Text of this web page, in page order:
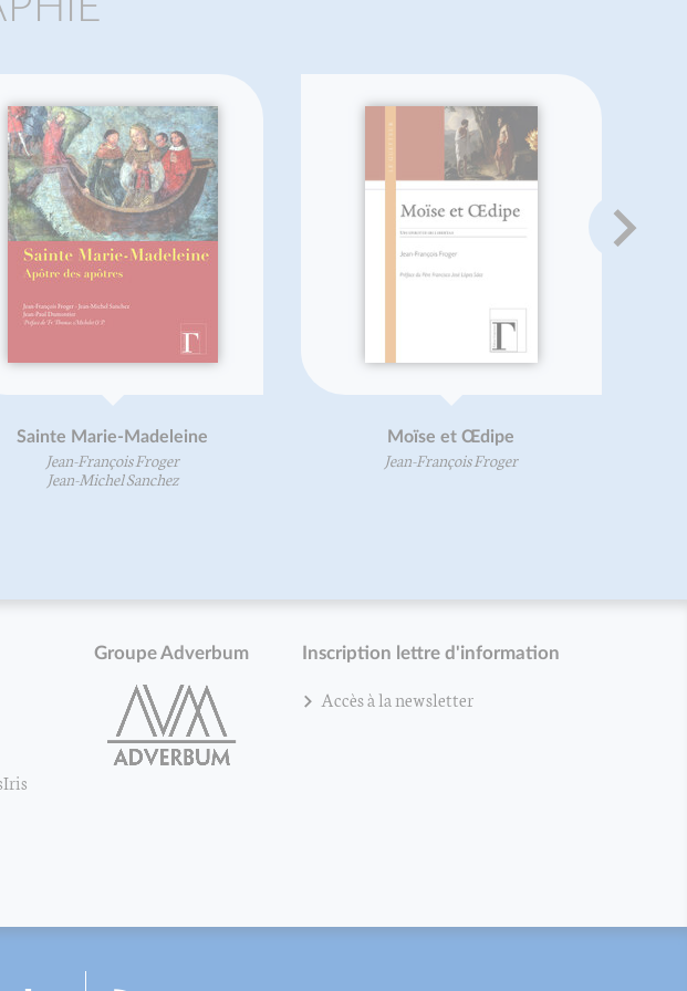
Groupe Adverbum Inscription lettre d'information
Accès à la newsletter